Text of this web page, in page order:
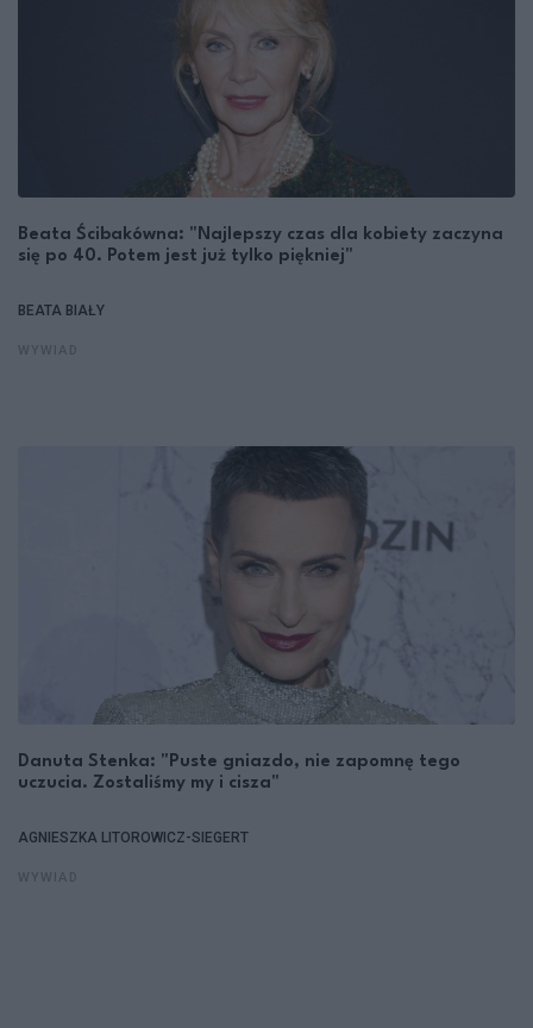
Beata Ścibakówna: "Najlepszy czas dla kobiety zaczyna
się po 40. Potem jest już tylko piękniej"
BEATA BIAŁY
Danuta Stenka: "Puste gniazdo, nie zapomnę tego
uczucia. Zostaliśmy my i cisza"
AGNIESZKA LITOROWICZ-SIEGERT